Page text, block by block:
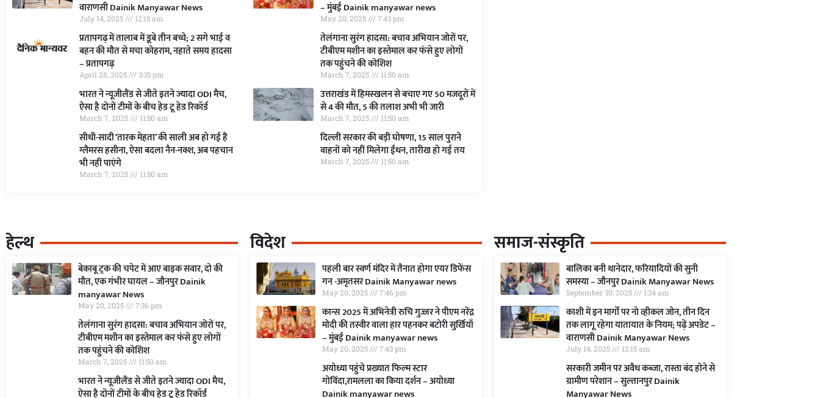
वाराणसी Dainik Manyawar News
July 14, 2025 12:15 am
– मुंबई Dainik manyawar news
May 20, 2025 7:43 pm
प्रतापगढ़ में तालाब में डूबे तीन बच्चे; 2 सगे भाई व
बहन की मौत से मचा कोहराम, नहाते समय हादसा
– प्रतापगढ़
April 28, 2025 3:35 pm
तेलंगाना सुरंग हादसा: बचाव अभियान जोरों पर,
टीबीएम मशीन का इस्तेमाल कर फंसे हुए लोगों
तक पहुंचने की कोशिश
March 7, 2025 11:50 am
भारत ने न्यूजीलैंड से जीते इतने ज्यादा ODI मैच,
ऐसा है दोनों टीमों के बीच हेड टू हेड रिकॉर्ड
March 7, 2025 11:50 am
उत्तराखंड में हिमस्खलन से बचाए गए 50 मजदूरों में
से 4 की मौत, 5 की तलाश अभी भी जारी
March 7, 2025 11:50 am
सीधी-सादी ‘तारक मेहता’ की साली अब हो गई हैं
ग्लैमरस हसीना, ऐसा बदला नैन-नक्श, अब पहचान
भी नहीं पाएंगे
March 7, 2025 11:50 am
दिल्ली सरकार की बड़ी घोषणा, 15 साल पुराने
वाहनों को नहीं मिलेगा ईंधन, तारीख हो गई तय
March 7, 2025 11:50 am
हेल्थ
बेकाबू ट्रक की चपेट में आए बाइक सवार, दो की
मौत, एक गंभीर घायल – जौनपुर Dainik
manyawar News
May 20, 2025 7:36 pm
तेलंगाना सुरंग हादसा: बचाव अभियान जोरों पर,
टीबीएम मशीन का इस्तेमाल कर फंसे हुए लोगों
तक पहुंचने की कोशिश
March 7, 2025 11:50 am
भारत ने न्यूजीलैंड से जीते इतने ज्यादा ODI मैच,
ऐसा है दोनों टीमों के बीच हेड टू हेड रिकॉर्ड
विदेश
पहली बार स्वर्ण मंदिर में तैनात होगा एयर डिफेंस
गन -अमृतसर Dainik Manyawar news
May 20, 2025 7:46 pm
कान्स 2025 में अभिनेत्री रुचि गुज्जर ने पीएम नरेंद्र
मोदी की तस्वीर वाला हार पहनकर बटोरी सुर्खियाँ
– मुंबई Dainik manyawar news
May 20, 2025 7:43 pm
अयोध्या पहुंचे प्रख्यात फिल्म स्टार
गोविंदा,रामलला का किया दर्शन – अयोध्या
Dainik manyawar news
समाज-संस्कृति
बालिका बनी थानेदार, फरियादियों की सुनी
समस्या – जौनपुर Dainik Manyawar News
September 30, 2025 1:34 am
काशी में इन मार्गों पर नो व्हीकल जोन, तीन दिन
तक लागू रहेगा यातायात के नियम; पढ़ें अपडेट –
वाराणसी Dainik Manyawar News
July 14, 2025 12:15 am
सरकारी जमीन पर अवैध कब्जा, रास्ता बंद होने से
ग्रामीण परेशान – सुल्तानपुर Dainik
Manyawar News